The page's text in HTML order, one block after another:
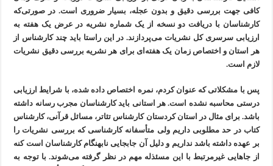
کافی جهت بررسی دقیق و بدون عجله، بسیار ضروری است. در صورتی‌که
کارشناسان با دریافت دو نسخه از یک شماره نشریه در عرض یک هفته به
ارزیابی سرسری کل نشریات می‌پردازند. در این راستا باید چند کارشناس از
هر استان و اختصاص زمان یک هفته‌ای برای هر نشریه بررسی دقیق نشریات
لازم است.
پس با مشکلاتی که عنوان کردم، نمره اختصاص داده شده، با شرایط ارزیابی
درستی محاسبه نشده است. هر استانی باید کارشناسان مجرب رسانه داشته
باشد. برای مثال در استان کردستان کارشناس تئاتر، مسائل قرآنی، کارشناس
کتاب در حد مطلوبی داریم ولی متأسفانه کارشناسی که بررسی نشریات را
بر عهده داشته باشد نداریم و دلیل آن جابجایی نابهنگام کارشناسان است کنه
از جاهایی غیرمرتبط با این مسئذله مهم در نظر گرفته می‌شوند. با توجه به